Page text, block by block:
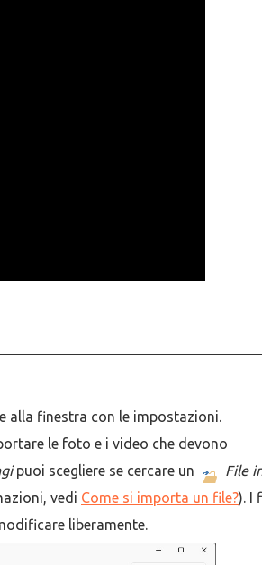
alla finestra con le impostazioni.
le foto e i video che devono
puoi scegliere se cercare un
File
vedi Come si importa un file?). I
liberamente.